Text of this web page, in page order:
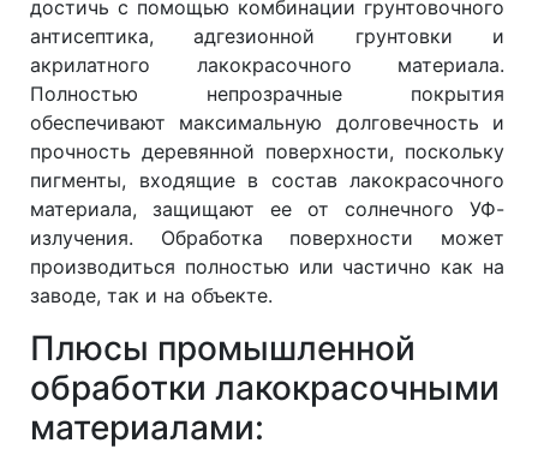
достичь с помощью комбинации грунтовочного
антисептика, адгезионной грунтовки и
акрилатного лакокрасочного материала.
Полностью непрозрачные покрытия
обеспечивают максимальную долговечность и
прочность деревянной поверхности, поскольку
пигменты, входящие в состав лакокрасочного
материала, защищают ее от солнечного УФ-
излучения. Обработка поверхности может
производиться полностью или частично как на
заводе, так и на объекте.
Плюсы промышленной
обработки лакокрасочными
материалами: